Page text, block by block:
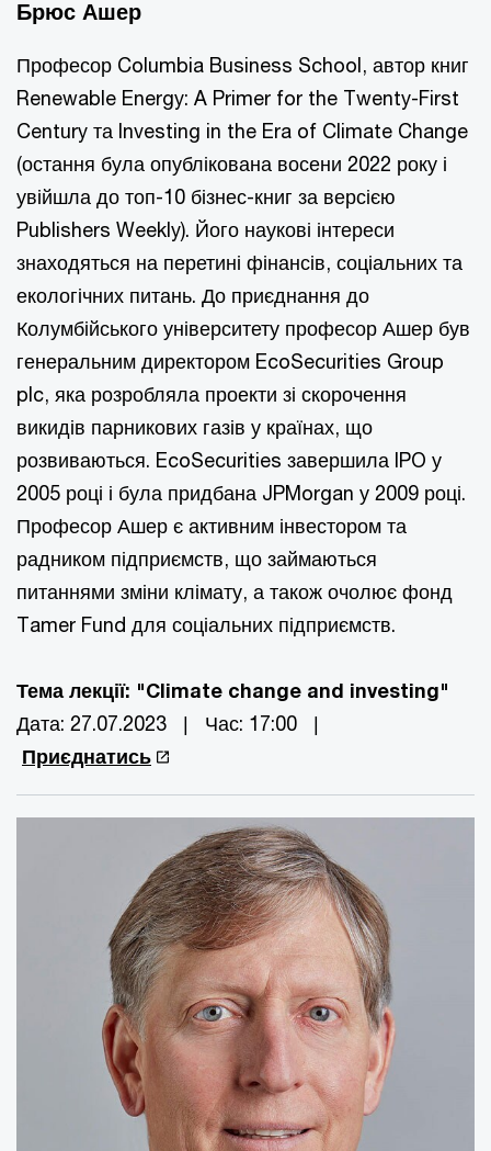
Брюс Ашер
Професор Columbia Business School, автор книг
Renewable Energy: A Primer for the Twenty-First
Century та Investing in the Era of Climate Change
(остання була опублікована восени 2022 року і
увійшла до топ-10 бізнес-книг за версією
Publishers Weekly). Його наукові інтереси
знаходяться на перетині фінансів, соціальних та
екологічних питань. До приєднання до
Колумбійського університету професор Ашер був
генеральним директором EcoSecurities Group
plc, яка розробляла проекти зі скорочення
викидів парникових газів у країнах, що
розвиваються. EcoSecurities завершила IPO у
2005 році і була придбана JPMorgan у 2009 році.
Професор Ашер є активним інвестором та
радником підприємств, що займаються
питаннями зміни клімату, а також очолює фонд
Tamer Fund для соціальних підприємств.
Тема лекції: "Climate change and investing"
Дата: 27.07.2023 | Час: 17:00 |
Приєднатись